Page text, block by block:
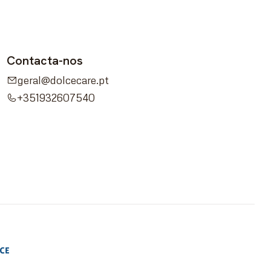
Contacta-nos
geral@dolcecare.pt
+351932607540